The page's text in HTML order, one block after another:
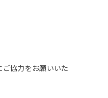
協力をお願いいた